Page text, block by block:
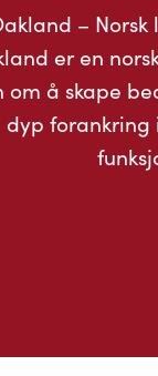
–
er en
om å skape
dyp forankring